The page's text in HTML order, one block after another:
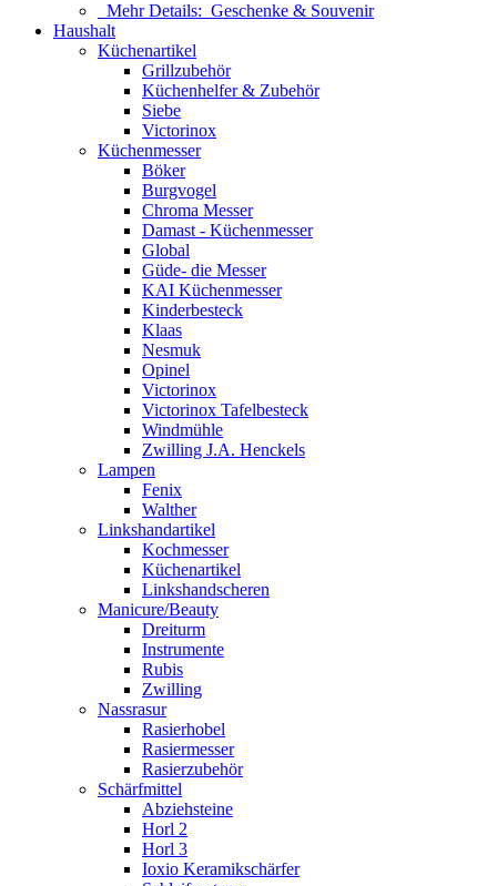
Mehr Details: Geschenke & Souvenir
Haushalt
Küchenartikel
Grillzubehör
Küchenhelfer & Zubehör
Siebe
Victorinox
Küchenmesser
Böker
Burgvogel
Chroma Messer
Damast - Küchenmesser
Global
Güde- die Messer
KAI Küchenmesser
Kinderbesteck
Klaas
Nesmuk
Opinel
Victorinox
Victorinox Tafelbesteck
Windmühle
Zwilling J.A. Henckels
Lampen
Fenix
Walther
Linkshandartikel
Kochmesser
Küchenartikel
Linkshandscheren
Manicure/Beauty
Dreiturm
Instrumente
Rubis
Zwilling
Nassrasur
Rasierhobel
Rasiermesser
Rasierzubehör
Schärfmittel
Abziehsteine
Horl 2
Horl 3
Ioxio Keramikschärfer